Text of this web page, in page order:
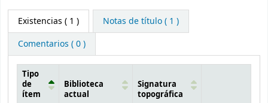
Existencias ( 1 )
Notas de título ( 1 )
Comentarios ( 0 )
Tipo
de
ítem
Biblioteca
actual
Signatura
topográfica